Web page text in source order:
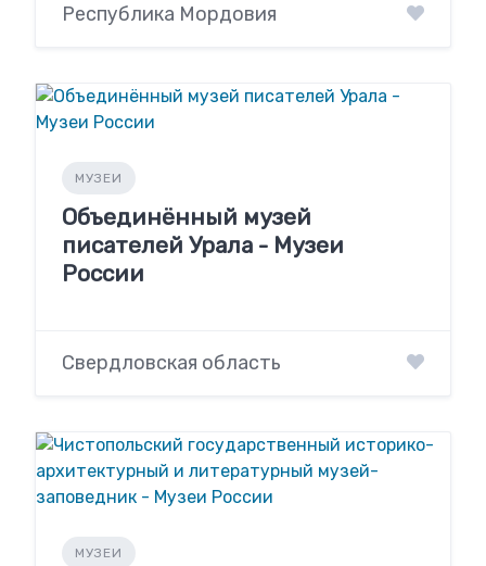
Республика Мордовия
МУЗЕИ
Объединённый музей
писателей Урала - Музеи
России
Свердловская область
МУЗЕИ